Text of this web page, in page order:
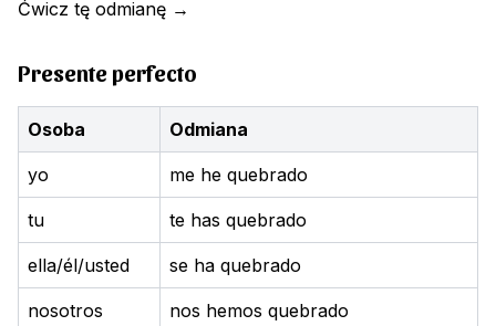
Ćwicz tę odmianę →
Presente perfecto
Osoba Odmiana
yo me he quebrado
tu te has quebrado
ella/él/usted se ha quebrado
nosotros nos hemos quebrado